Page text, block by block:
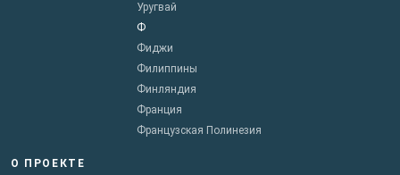
Уругвай
Ф
Фиджи
Филиппины
Финляндия
Франция
Французская Полинезия
О ПРОЕКТЕ